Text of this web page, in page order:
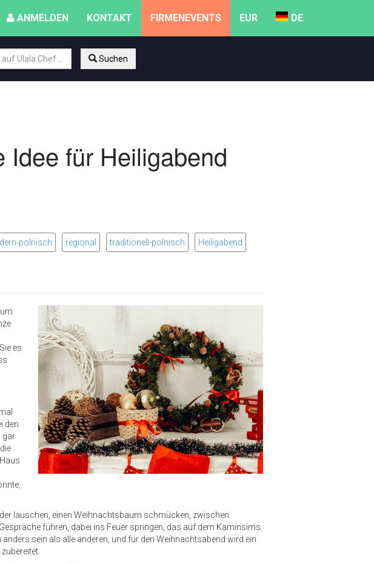
ANMELDEN KONTAKT FIRMENEVENTS EUR DE
Suchen
Idee für Heiligabend
polnisch regional traditionell-polnisch Heiligabend
es
den
gar
lauschen, einen Weihnachtsbaum schmücken, zwischen
führen, dabei ins Feuer springen, das auf dem Kaminsims
sein als alle anderen, und für den Weihnachtsabend wird ein